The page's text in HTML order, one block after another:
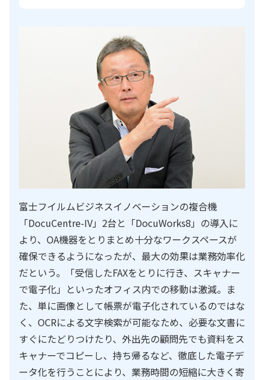
富士フイルムビジネスイノベーションの複合機
「DocuCentre-IV」2台と「DocuWorks8」の導入に
より、OA機器をとりまとめ十分なワークスペースが
確保できるようになったが、最大の効果は業務効率化
だという。「受信したFAXをとりに行き、スキャナー
で電子化」といったオフィス内での移動は激減。ま
た、単に画像として帳票が電子化されているのではな
く、OCRによる文字検索が可能なため、必要な文書に
すぐにたどりつけたり、外出先の顧問先でも資料をス
キャナーでコピーし、持ち帰るなど、徹底した電子デ
ータ化を行うことにより、業務時間の短縮に大きく寄